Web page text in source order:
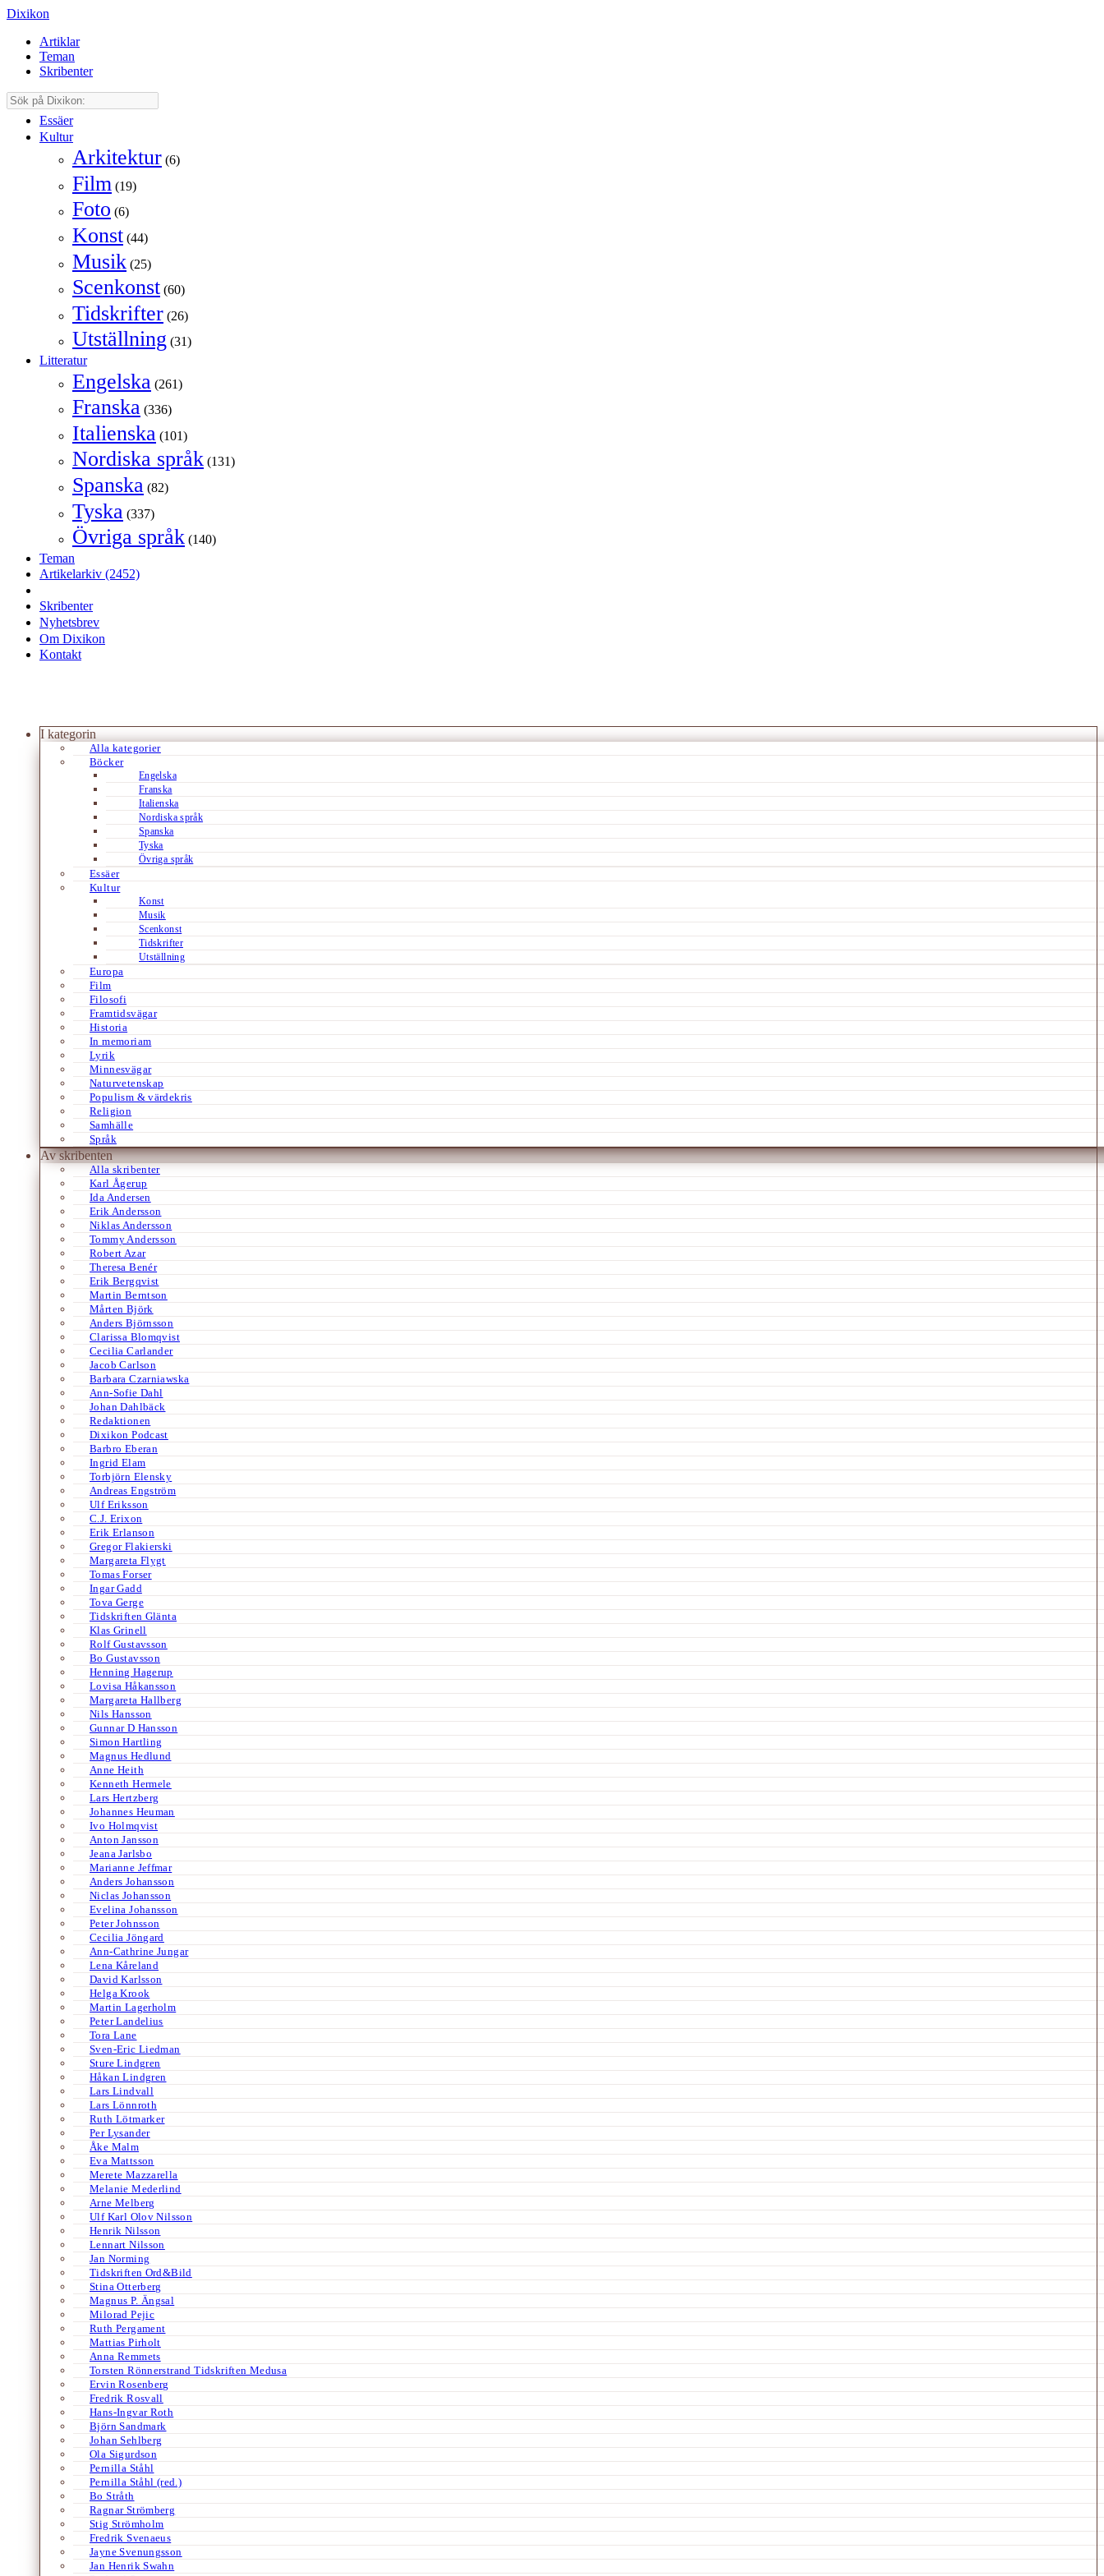
Dixikon
Artiklar
Teman
Skribenter
Essäer
Kultur
Arkitektur (6)
Film (19)
Foto (6)
Konst (44)
Musik (25)
Scenkonst (60)
Tidskrifter (26)
Utställning (31)
Litteratur
Engelska (261)
Franska (336)
Italienska (101)
Nordiska språk (131)
Spanska (82)
Tyska (337)
Övriga språk (140)
Teman
Artikelarkiv (2452)
Skribenter
Nyhetsbrev
Om Dixikon
Kontakt
I kategorin
Alla kategorier
Böcker
Engelska
Franska
Italienska
Nordiska språk
Spanska
Tyska
Övriga språk
Essäer
Kultur
Konst
Musik
Scenkonst
Tidskrifter
Utställning
Europa
Film
Filosofi
Framtidsvägar
Historia
In memoriam
Lyrik
Minnesvägar
Naturvetenskap
Populism & värdekris
Religion
Samhälle
Språk
Av skribenten
Alla skribenter
Karl Ågerup
Ida Andersen
Erik Andersson
Niklas Andersson
Tommy Andersson
Robert Azar
Theresa Benér
Erik Bergqvist
Martin Berntson
Mårten Björk
Anders Björnsson
Clarissa Blomqvist
Cecilia Carlander
Jacob Carlson
Barbara Czarniawska
Ann-Sofie Dahl
Johan Dahlbäck
Redaktionen
Dixikon Podcast
Barbro Eberan
Ingrid Elam
Torbjörn Elensky
Andreas Engström
Ulf Eriksson
C.J. Erixon
Erik Erlanson
Gregor Flakierski
Margareta Flygt
Tomas Forser
Ingar Gadd
Tova Gerge
Tidskriften Glänta
Klas Grinell
Rolf Gustavsson
Bo Gustavsson
Henning Hagerup
Lovisa Håkansson
Margareta Hallberg
Nils Hansson
Gunnar D Hansson
Simon Hartling
Magnus Hedlund
Anne Heith
Kenneth Hermele
Lars Hertzberg
Johannes Heuman
Ivo Holmqvist
Anton Jansson
Jeana Jarlsbo
Marianne Jeffmar
Anders Johansson
Niclas Johansson
Evelina Johansson
Peter Johnsson
Cecilia Jöngard
Ann-Cathrine Jungar
Lena Kåreland
David Karlsson
Helga Krook
Martin Lagerholm
Peter Landelius
Tora Lane
Sven-Eric Liedman
Sture Lindgren
Håkan Lindgren
Lars Lindvall
Lars Lönnroth
Ruth Lötmarker
Per Lysander
Åke Malm
Eva Mattsson
Merete Mazzarella
Melanie Mederlind
Arne Melberg
Ulf Karl Olov Nilsson
Henrik Nilsson
Lennart Nilsson
Jan Norming
Tidskriften Ord&Bild
Stina Otterberg
Magnus P. Ängsal
Milorad Pejic
Ruth Pergament
Mattias Pirholt
Anna Remmets
Torsten Rönnerstrand Tidskriften Medusa
Ervin Rosenberg
Fredrik Rosvall
Hans-Ingvar Roth
Björn Sandmark
Johan Sehlberg
Ola Sigurdson
Pernilla Ståhl
Pernilla Ståhl (red.)
Bo Stråth
Ragnar Strömberg
Stig Strömholm
Fredrik Svenaeus
Jayne Svenungsson
Jan Henrik Swahn